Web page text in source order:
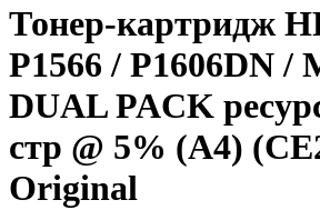
Тонер-картридж
P1566 / P1606DN /
DUAL PACK
стр @ 5% (A4)
Original